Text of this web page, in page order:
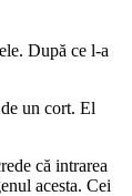
După ce l-a
un cort. El
că intrarea
acesta. Cei